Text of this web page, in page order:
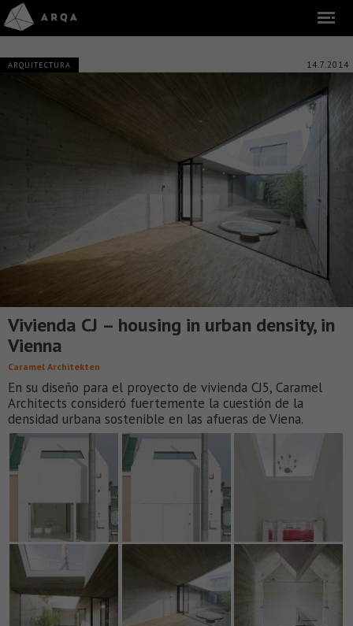
ARQUITECTURA 14.7.2014
Vivienda CJ – housing in urban density, in
Vienna
Caramel Architekten
En su diseño para el proyecto de vivienda CJ5, Caramel
Architects consideró fuertemente la cuestión de la
densidad urbana sostenible en las afueras de Viena.